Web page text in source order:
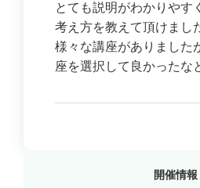
とても説明がわかりやす
考え方を教えて頂けまし
様々な講座がありました
座を選択して良かったな
開催情報